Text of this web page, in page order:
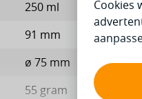
Cookies
250 ml
91 mm
ø 75 mm
55 gram